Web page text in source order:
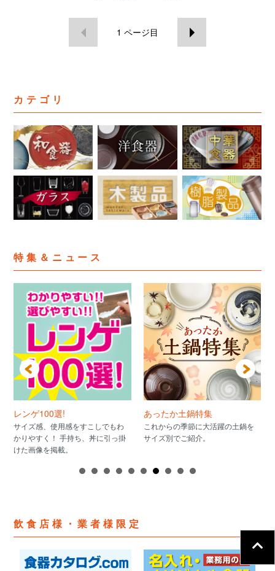
1 ページ目
カテゴリ
特集＆ニュース
レンゲ100選!
サイズ感、使用感をすこしでもわ
かりやすく！ 手持ち、丼に引っ掛
けた画像を掲載。
あったか土鍋特集
これからの季節に大活躍の土鍋を
サイズ別でご紹介。
飲食店様・業者様限定